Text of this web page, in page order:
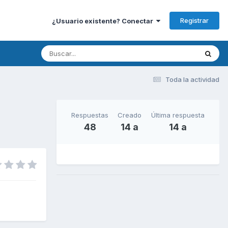
¿Usuario existente? Conectar Registrar
Toda la actividad
Respuestas
48
Creado
14 a
Última respuesta
14 a